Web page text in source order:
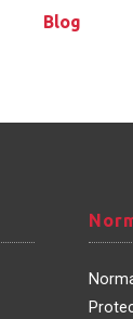
Blog
Blog